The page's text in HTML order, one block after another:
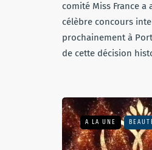
comité Miss France
célèbre concours
prochainement à
de cette décision
A LA UNE